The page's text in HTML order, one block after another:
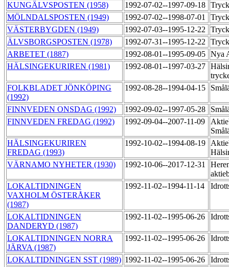
KUNGÄLVSPOSTEN (1958)
1992-07-02--1997-09-18
MÖLNDALSPOSTEN (1949)
1992-07-02--1998-07-01
VÄSTERBYGDEN (1949)
1992-07-03--1995-12-22
ÄLVSBORGSPOSTEN (1978)
1992-07-31--1995-12-22
ARBETET (1887)
1992-08-01--1995-09-05 Nya
HÄLSINGEKURIREN (1981)
1992-08-01--1997-03-27
FOLKBLADET JÖNKÖPING
(1992)
1992-08-28--1994-04-15
FINNVEDEN ONSDAG (1992) 1992-09-02--1997-05-28
FINNVEDEN FREDAG (1992)
1992-09-04--2007-11-09
HÄLSINGEKURIREN
FREDAG (1993)
1992-10-02--1994-08-19
VÄRNAMO NYHETER (1930)
1992-10-06--2017-12-31
LOKALTIDNINGEN
VAXHOLM ÖSTERÅKER
(1987)
1992-11-02--1994-11-14
LOKALTIDNINGEN
DANDERYD (1987)
1992-11-02--1995-06-26
LOKALTIDNINGEN NORRA
JÄRVA (1987)
1992-11-02--1995-06-26
LOKALTIDNINGEN SST (1989) 1992-11-02--1995-06-26